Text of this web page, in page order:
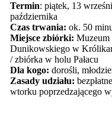
Termin: piątek, 13
października
Czas trwania: ok. 50
Miejsce zbiórki: Muzeum
Dunikowskiego w
/ zbiórka w holu Pałacu
Dla kogo: dorośli,
Zasady udziału:
wtorku poprzedzającego